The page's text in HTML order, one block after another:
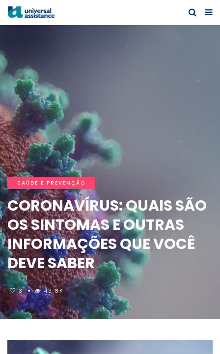
SAÚDE E PREVENÇÃO
CORONAVÍRUS: QUAIS SÃO
OS SINTOMAS E OUTRAS
INFORMAÇÕES QUE VOCÊ
DEVE SABER
3 43.8K